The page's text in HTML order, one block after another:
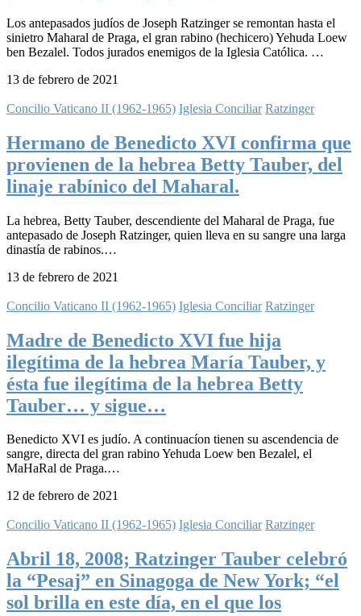
Los antepasados judíos de Joseph Ratzinger se remontan hasta el
sinietro Maharal de Praga, el gran rabino (hechicero) Yehuda Loew
ben Bezalel. Todos jurados enemigos de la Iglesia Católica. …
13 de febrero de 2021
Concilio Vaticano II (1962-1965) Iglesia Conciliar Ratzinger
Hermano de Benedicto XVI confirma que
provienen de la hebrea Betty Tauber, del
linaje rabínico del Maharal.
La hebrea, Betty Tauber, descendiente del Maharal de Praga, fue
antepasado de Joseph Ratzinger, quien lleva en su sangre una larga
dinastía de rabinos.…
13 de febrero de 2021
Concilio Vaticano II (1962-1965) Iglesia Conciliar Ratzinger
Madre de Benedicto XVI fue hija
ilegítima de la hebrea María Tauber, y
ésta fue ilegítima de la hebrea Betty
Tauber… y sigue…
Benedicto XVI es judío. A continuacíon tienen su ascendencia de
sangre, directa del gran rabino Yehuda Loew ben Bezalel, el
MaHaRal de Praga.…
12 de febrero de 2021
Concilio Vaticano II (1962-1965) Iglesia Conciliar Ratzinger
Abril 18, 2008; Ratzinger Tauber celebró
la “Pesaj” en Sinagoga de New York; “el
sol brilla en este día, en el que los